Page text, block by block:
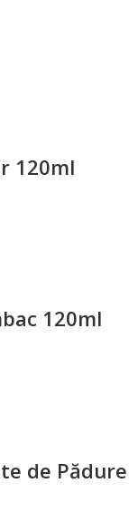
120ml
120ml
de Pădure